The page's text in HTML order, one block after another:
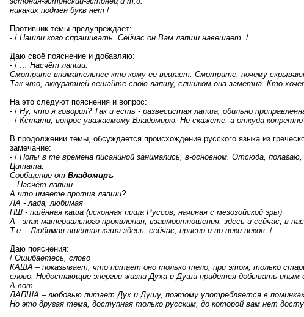
никаких подмен букв нет /
Противник темы предупреждает:
- / Нашли кого спрашивать. Сейчас он Вам лапши навешает. /
Даю своё пояснение и добавляю:
- / … Насчёт лапши.
Смотрите внимательнее кто кому её вешает. Смотрите, почему
Так что, аккуратней вешайте свою лапшу, слишком она заметна. Кто
На это следуют пояснения и вопрос:
- / Ну, что я говорил? Так и есть - развесистая лапша, обильно
- / Кстати, вопрос уважаемому Владомирю. Не скажете, а откуда
В продолжении темы, обсуждается происхождение русского языка из
замечание:
- / Попы в те времена писаниной занимались, в-основном. Отсюда,
Цитата:
Сообщение от Владомиръ
-- Насчёт лапши. ...
А что имеете против лапши?
ЛА - лада, любимая
ПШ - пшённая каша (исконная пища Руссов, начиная с мезозойской эры)
А - знак материального проявления, взаимоотношения, здесь и сейчас, в
Т.е. - Любимая пшённая каша здесь, сейчас, присно и во веки веков. /
Даю пояснения:
/ Ошибаетесь, слово
КАША – показывает, что питает оно только тело, при этом, только
слово. Недостающие энергии жизни Духа и Души придётся добывать иным
А вот
ЛАПША – любовью питает Дух и Душу, поэтому употребляется в
Но это другая тема, доступная только русским, до которой вам нет